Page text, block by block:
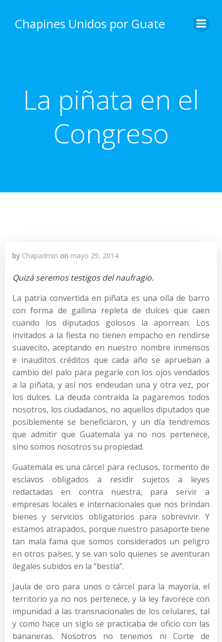
content
Chapines Unidos por Guate
La piñata en el
Congreso
by Chapadmin on mayo 29, 2014
Quizá seremos testigos del naufragio.
La patria convertida en piñata es una olla de barro
con forma de gallina repleta de dulces que caen
cuando los diputados golosos la aporrean. Los
invitados a la fiesta no tienen empacho en rendirse
suavecito, aceptando en nuestro nombre inmensos
e inauditos créditos que cada año se aprueban a
cambio del palo para pegarle con los ojos vendados
a la piñata, y así nos endeudan una y otra vez, por
los dulces. La deuda contraída la pagaremos todos
nosotros, los ciudadanos, no aquellos diputados que
posiblemente se beneficiaron, y un día tendremos
que admitir que Guatemala ya no nos pertenece,
sino somos nosotros su propiedad.
Guatemala es una cárcel para reclusos, tormento de
esclavos obligados a residir sujetos a leyes
redactadas en contra nuestra, para servir a
empresas locales e internacionales que nos brindan
bienes y servicios obligatorios para sobrevivir. Y
estamos atrapados, porque nuestro pasaporte tiene
tan mala fama que somos considerados un peligro
en otros países, y se van solo quienes se aventuran
ilegales subidos en la “bestia”.
Jaula de oro para unos o cárcel para la mayoría, el
territorio ya no nos pertenece, y la ley favorece con
impunidad a las transnacionales de los celulares, tal
y como hace un siglo se practicaba de oficio con las
bananeras. Nosotros no tenemos ni Corte de